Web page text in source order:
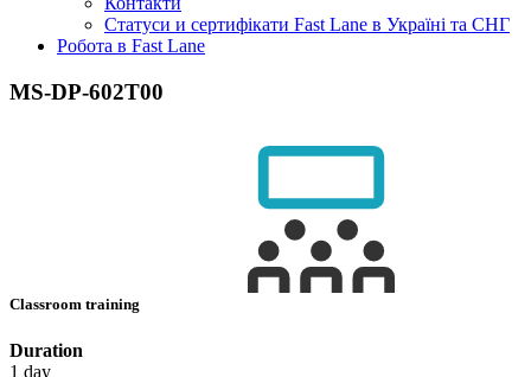
Статуси и сертифікати Fast Lane в Україні та СНГ
Робота в Fast Lane
MS-DP-602T00
Classroom training
Duration
1 day